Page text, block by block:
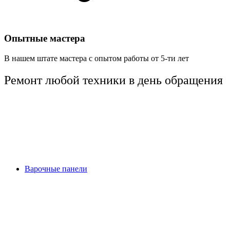
Опытные мастера
В нашем штате мастера с опытом работы от 5-ти лет
Ремонт любой техники в день обращения
Варочные панели